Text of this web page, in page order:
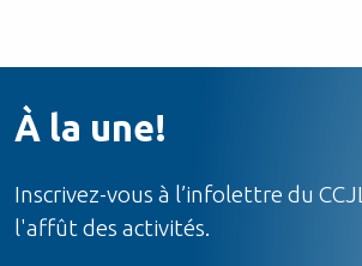
À la une!
Inscrivez-vous à l’infolettre du
l'affût des activités.